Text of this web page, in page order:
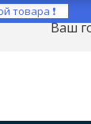
товара ❗
Ваш